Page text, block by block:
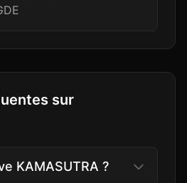
sur
KAMASUTRA ?